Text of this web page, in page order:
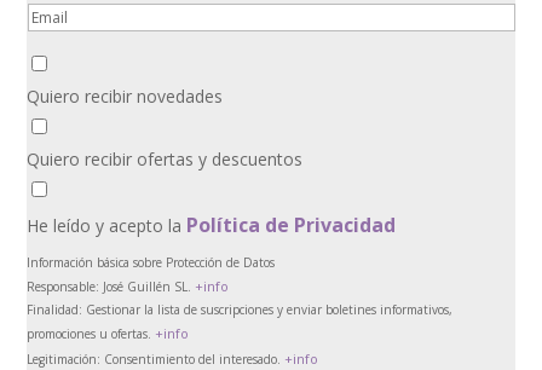
Quiero recibir novedades
Quiero recibir ofertas y descuentos
He leído y acepto la Política de Privacidad
Información básica sobre Protección de Datos
Responsable: José Guillén SL. +info
Finalidad: Gestionar la lista de suscripciones y enviar boletines informativos,
promociones u ofertas. +info
Legitimación: Consentimiento del interesado. +info